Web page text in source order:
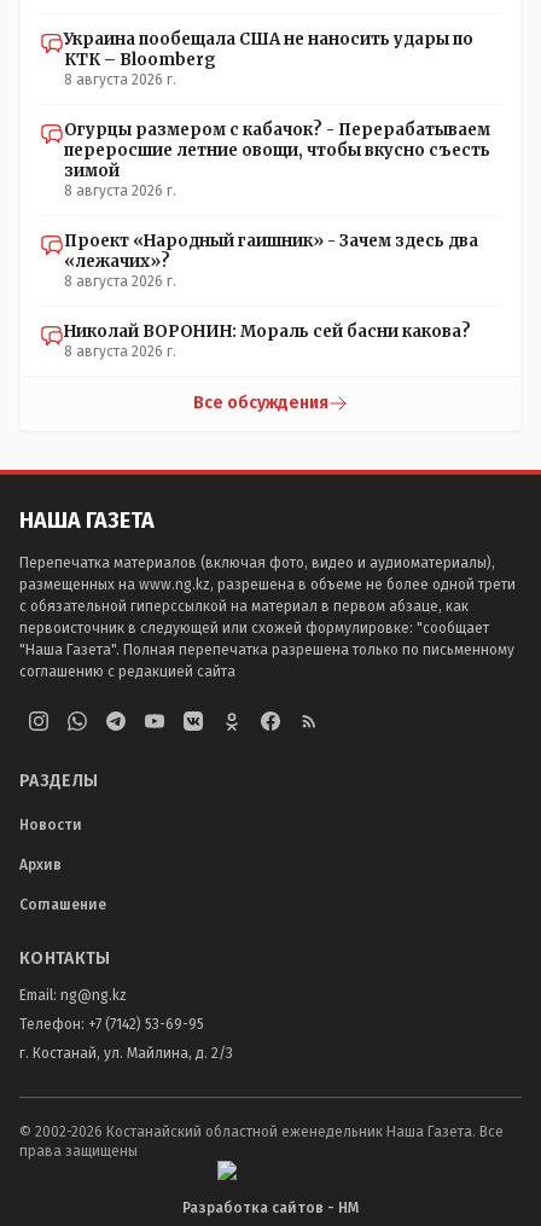
Украина пообещала США не наносить удары по
КТК – Bloomberg
8 августа 2026 г.
Огурцы размером с кабачок? - Перерабатываем
переросшие летние овощи, чтобы вкусно съесть
зимой
8 августа 2026 г.
Проект «Народный гаишник» - Зачем здесь два
«лежачих»?
8 августа 2026 г.
Николай ВОРОНИН: Мораль сей басни какова?
8 августа 2026 г.
Все обсуждения
НАША ГАЗЕТА
Перепечатка материалов (включая фото, видео и аудиоматериалы),
размещенных на www.ng.kz, разрешена в объеме не более одной трети
с обязательной гиперссылкой на материал в первом абзаце, как
первоисточник в следующей или схожей формулировке: "сообщает
"Наша Газета". Полная перепечатка разрешена только по письменному
соглашению с редакцией сайта
РАЗДЕЛЫ
Новости
Архив
Соглашение
КОНТАКТЫ
Email: ng@ng.kz
Телефон: +7 (7142) 53-69-95
г. Костанай, ул. Майлина, д. 2/3
© 2002-2026 Костанайский областной еженедельник Наша Газета. Все
права защищены
Разработка сайтов - НМ